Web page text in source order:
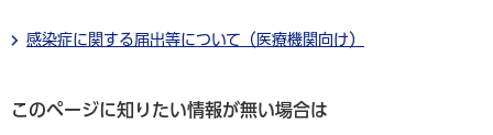
感染症に関する届出等について（医療機関向け）
このページに知りたい情報が無い場合は